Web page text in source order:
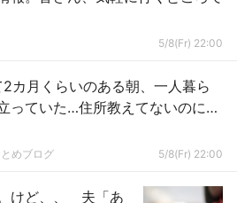
5/8(Fr) 22:00
2カ月くらいのある朝、一人暮ら
っていた…住所教えてないのに…
めブログ 5/8(Fr) 22:00
けど、、 夫「あ